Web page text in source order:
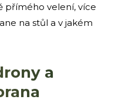
přímého velení, více
na stůl a v jakém
a